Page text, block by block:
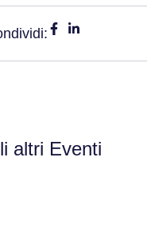
altri Eventi